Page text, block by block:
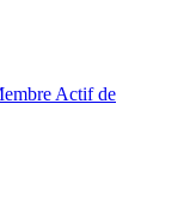
Actif de